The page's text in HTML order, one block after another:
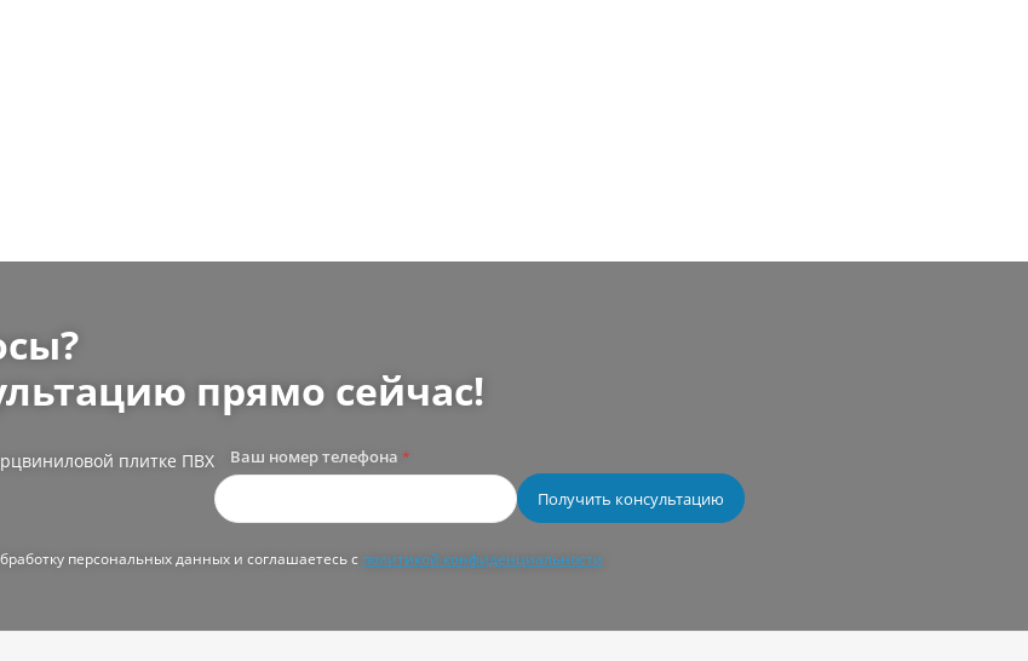
прямо сейчас!
плитке ПВХ Ваш номер телефона *
персональных данных и соглашаетесь с политикой конфиденциальности